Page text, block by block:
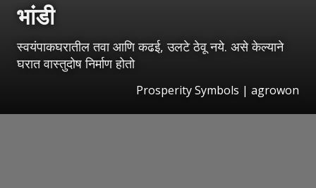
भांडी
स्वयंपाकघरातील तवा आणि कढई, उलटे ठेवू नये. असे केल्याने
घरात वास्तुदोष निर्माण होतो
Prosperity Symbols | agrowon